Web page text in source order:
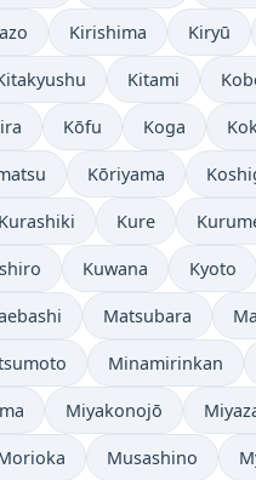
Kirishima Kiryū
Kitami
Kōfu Koga
Kōriyama
Kurashiki Kure
Kuwana Kyoto
Matsubara
Minamirinkan
Miyakonojō
Musashino